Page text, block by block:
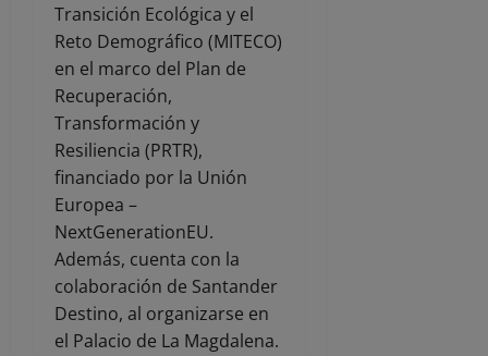
Transición Ecológica y el
Reto Demográfico (MITECO)
en el marco del Plan de
Recuperación,
Transformación y
Resiliencia (PRTR),
financiado por la Unión
Europea –
NextGenerationEU.
Además, cuenta con la
colaboración de Santander
Destino, al organizarse en
el Palacio de La Magdalena.